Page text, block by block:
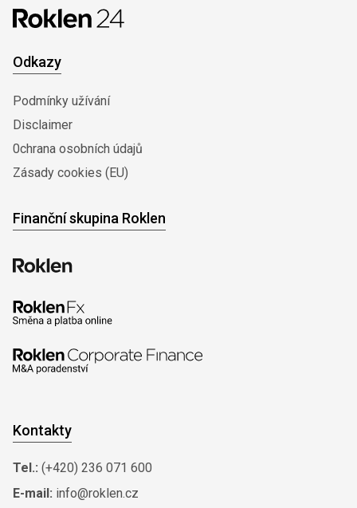
Odkazy
Podmínky užívání
Disclaimer
0chrana osobních údajů
Zásady cookies (EU)
Finanční skupina Roklen
Kontakty
Tel.: (+420) 236 071 600
E-mail: info@roklen.cz